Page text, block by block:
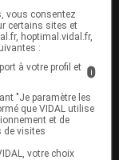
vous consentez
certains sites et
hoptimal.vidal.fr,
:
à votre profil et
i
"Je paramètre les
que VIDAL utilise
et de
de visites
votre choix